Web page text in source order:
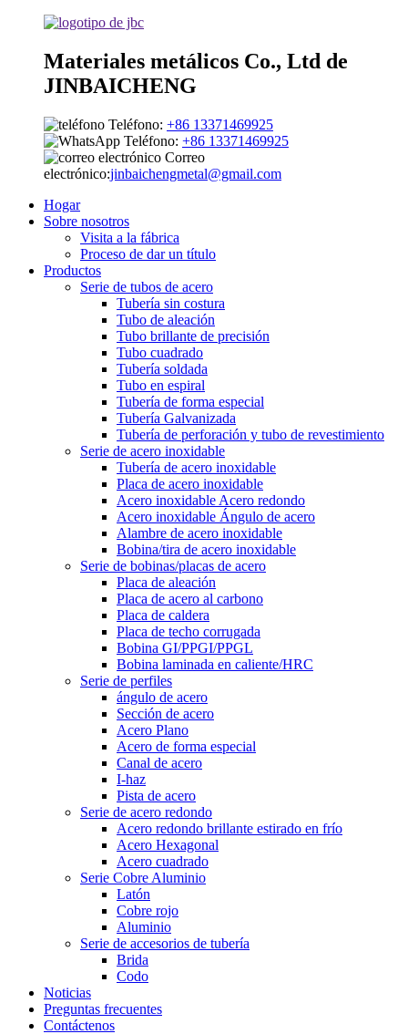
Materiales metálicos Co., Ltd de
JINBAICHENG
Teléfono: +86 13371469925
Teléfono: +86 13371469925
Correo
electrónico:jinbaichengmetal@gmail.com
Hogar
Sobre nosotros
Visita a la fábrica
Proceso de dar un título
Productos
Serie de tubos de acero
Tubería sin costura
Tubo de aleación
Tubo brillante de precisión
Tubo cuadrado
Tubería soldada
Tubo en espiral
Tubería de forma especial
Tubería Galvanizada
Tubería de perforación y tubo de revestimiento
Serie de acero inoxidable
Tubería de acero inoxidable
Placa de acero inoxidable
Acero inoxidable Acero redondo
Acero inoxidable Ángulo de acero
Alambre de acero inoxidable
Bobina/tira de acero inoxidable
Serie de bobinas/placas de acero
Placa de aleación
Placa de acero al carbono
Placa de caldera
Placa de techo corrugada
Bobina GI/PPGI/PPGL
Bobina laminada en caliente/HRC
Serie de perfiles
ángulo de acero
Sección de acero
Acero Plano
Acero de forma especial
Canal de acero
I-haz
Pista de acero
Serie de acero redondo
Acero redondo brillante estirado en frío
Acero Hexagonal
Acero cuadrado
Serie Cobre Aluminio
Latón
Cobre rojo
Aluminio
Serie de accesorios de tubería
Brida
Codo
Noticias
Preguntas frecuentes
Contáctenos